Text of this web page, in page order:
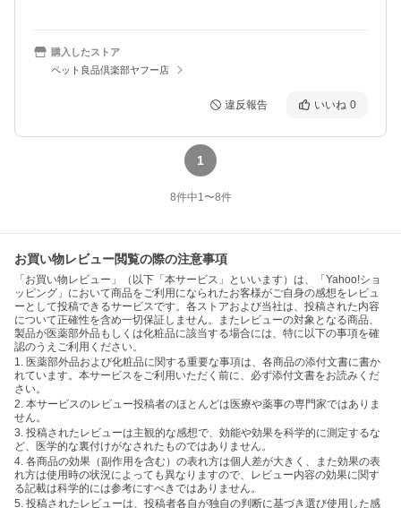
購入したストア
ペット良品倶楽部ヤフー店
違反報告 いいね 0
1
8件中1〜8件
お買い物レビュー閲覧の際の注意事項
「お買い物レビュー」（以下「本サービス」といいます）は、「Yahoo!ショ
ッピング」において商品をご利用になられたお客様がご自身の感想をレビュ
ーとして投稿できるサービスです。各ストアおよび当社は、投稿された内容
について正確性を含め一切保証しません。またレビューの対象となる商品、
製品が医薬部外品もしくは化粧品に該当する場合には、特に以下の事項を確
認のうえご利用ください。
1. 医薬部外品および化粧品に関する重要な事項は、各商品の添付文書に書か
れています。本サービスをご利用いただく前に、必ず添付文書をお読みくだ
さい。
2. 本サービスのレビュー投稿者のほとんどは医療や薬事の専門家ではありま
せん。
3. 投稿されたレビューは主観的な感想で、効能や効果を科学的に測定するな
ど、医学的な裏付けがなされたものではありません。
4. 各商品の効果（副作用を含む）の表れ方は個人差が大きく、また効果の表
れ方は使用時の状況によっても異なりますので、レビュー内容の効果に関す
る記載は科学的には参考にすべきではありません。
5. 投稿されたレビューは、投稿者各自が独自の判断に基づき選び使用した感